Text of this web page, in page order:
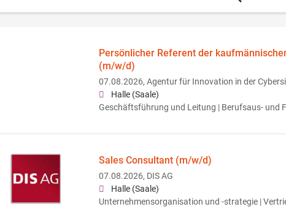
Persönlicher Referent der
(m/w/d)
07.08.2026, Agentur für Innovation in der
Halle (Saale)
Geschäftsführung und Leitung | Berufsaus- und
Sales Consultant (m/w/d)
07.08.2026, DIS AG
Halle (Saale)
Unternehmensorganisation und -strategie |